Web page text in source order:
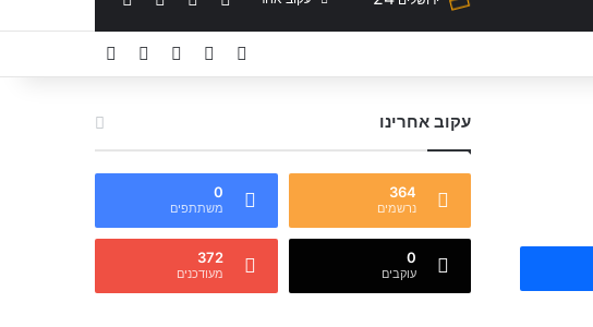
Facebook
YouTubeמאמר אקראי
עקוב אחרינו
364
נרשמים
0
משתתפים
0
עוקבים
372
מעודכנים